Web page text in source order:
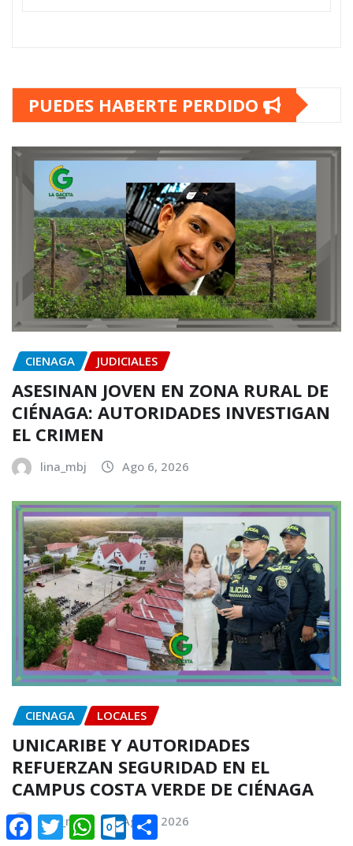
PUEDES HABERTE PERDIDO
CIENAGA JUDICIALES
ASESINAN JOVEN EN ZONA RURAL DE
CIÉNAGA: AUTORIDADES INVESTIGAN
EL CRIMEN
lina_mbj Ago 6, 2026
CIENAGA LOCALES
UNICARIBE Y AUTORIDADES
REFUERZAN SEGURIDAD EN EL
CAMPUS COSTA VERDE DE CIÉNAGA
lina_mbj Ago 5, 2026
Facebook
TwitterWhatsApp
Outlook.com
Compartir